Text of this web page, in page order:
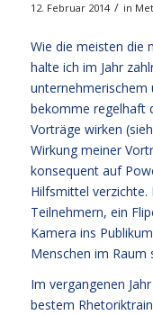
12. Februar 2014 / in
Wie die meisten die
halte ich im Jahr
unternehmerischem
bekomme regelhaft
Vorträge wirken (
Wirkung meiner
konsequent auf
Hilfsmittel
Teilnehmern, ein
Kamera ins
Menschen im Raum
Im vergangenen
bestem